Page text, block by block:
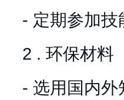
- 定期参加技
2 . 环保材料
- 选用国内外